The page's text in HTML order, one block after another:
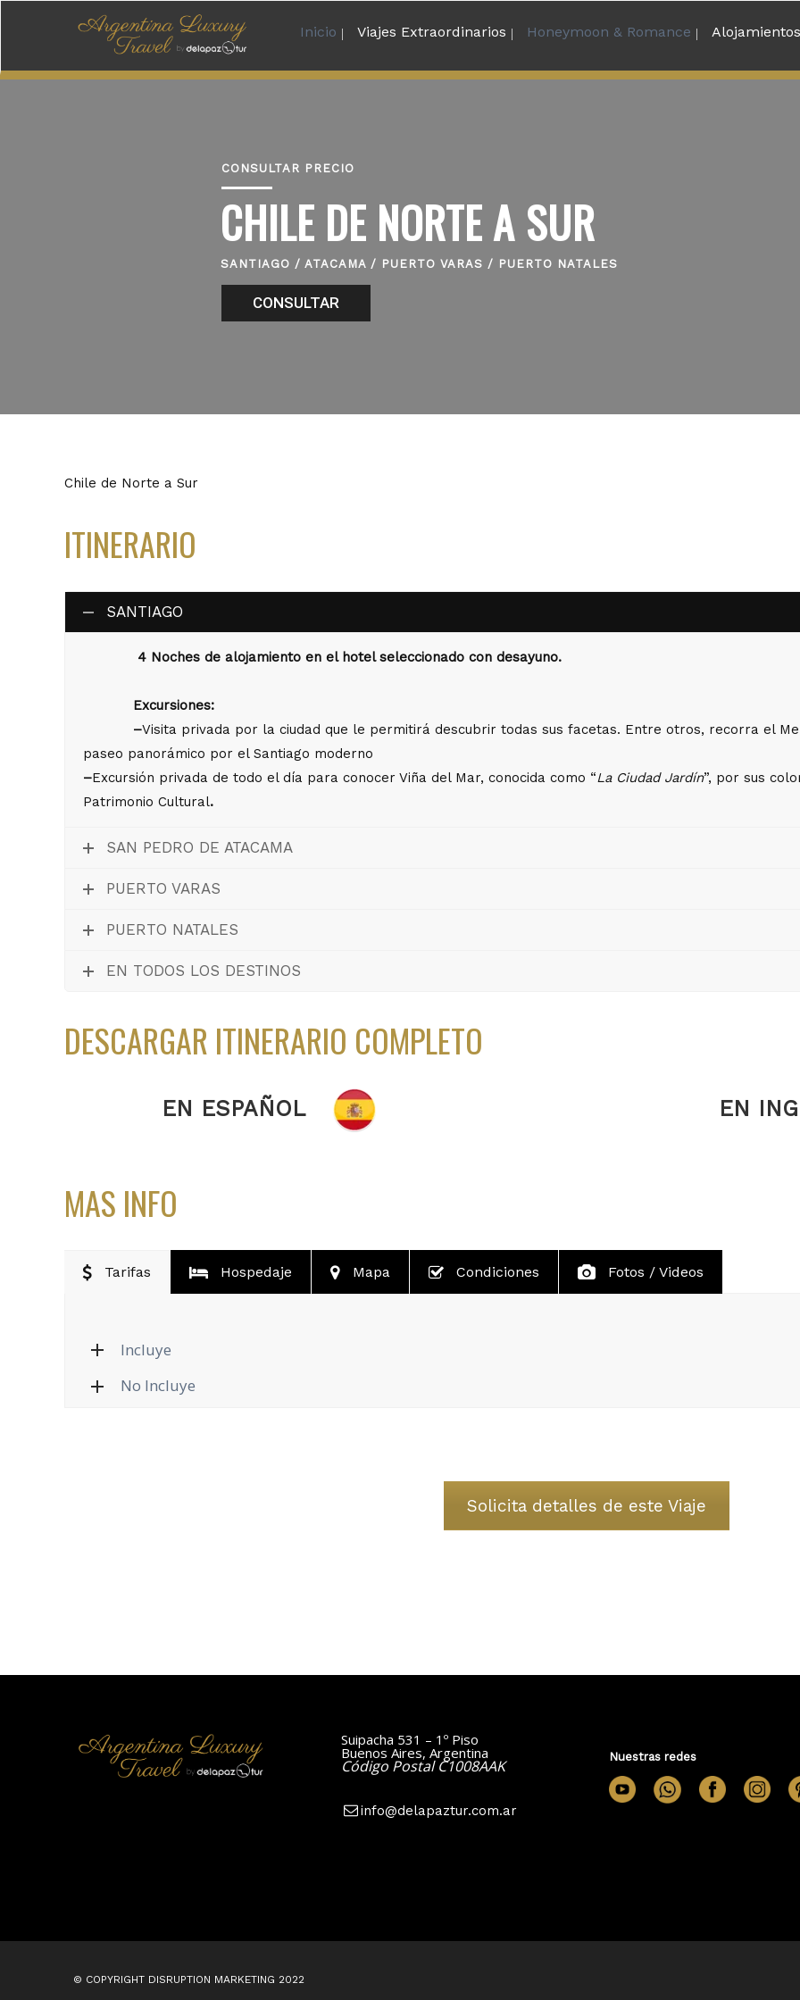
Inicio Viajes Extraordinarios Honeymoon & Romance
CONSULTAR PRECIO
CHILE DE NORTE A SUR
SANTIAGO / ATACAMA / PUERTO VARAS / PUERTO NATALES
CONSULTAR
Chile de Norte a Sur
ITINERARIO
SANTIAGO
4 Noches de alojamiento en el hotel seleccionado con desayuno.
Excursiones:
–Visita privada por la ciudad que le permitirá descubrir todas sus facetas. Entre otros, recorra el
paseo panorámico por el Santiago moderno
–Excursión privada de todo el día para conocer Viña del Mar, conocida como “La Ciudad Jardín”, por sus
Patrimonio Cultural.
SAN PEDRO DE ATACAMA
PUERTO VARAS
PUERTO NATALES
EN TODOS LOS DESTINOS
DESCARGAR ITINERARIO COMPLETO
EN ESPAÑOL EN
MAS INFO
Tarifas Hospedaje Mapa Condiciones Fotos / Videos
Incluye
No Incluye
Solicita detalles de este Viaje
Suipacha 531 – 1º Piso
Buenos Aires, Argentina
Código Postal C1008AAK
info@delapaztur.com.ar
Nuestras redes
© COPYRIGHT DISRUPTION MARKETING 2022